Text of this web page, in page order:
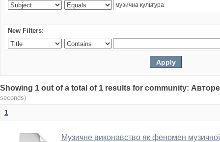
New Filters:
Showing 1 out of a total of 1 results for community:
seconds)
1
Музичне виконавство як феномен музичної